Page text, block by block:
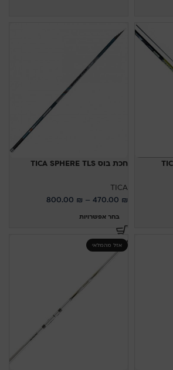
חכת בוס TICA SPHERE TLS
TICA
470.00 ₪
–
800.00 ₪
בחר אפשרויות
אזל מהמלאי